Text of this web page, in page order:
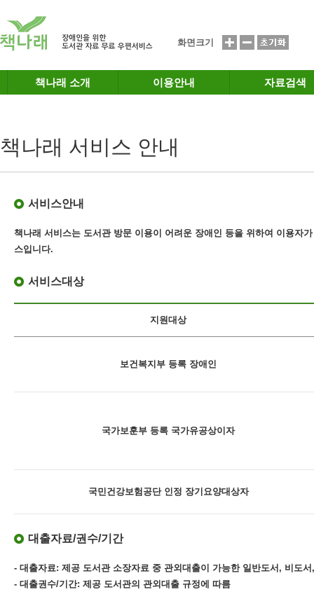
화면크기
책나래 소개 이용안내 자료검색
책나래 서비스 안내
서비스안내
책나래 서비스는 도서관 방문 이용이 어려운 장애인 등을 위하여 이용자
스입니다.
서비스대상
지원대상
보건복지부 등록 장애인
국가보훈부 등록 국가유공상이자
국민건강보험공단 인정 장기요양대상자
대출자료/권수/기간
- 대출자료: 제공 도서관 소장자료 중 관외대출이 가능한 일반도서, 비도
- 대출권수/기간: 제공 도서관의 관외대출 규정에 따름